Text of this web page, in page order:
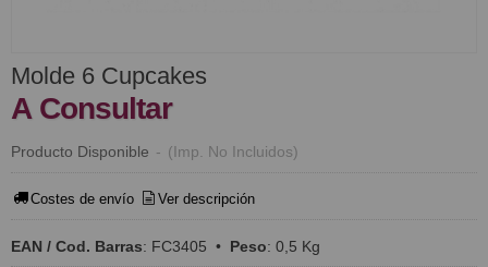
Molde 6 Cupcakes
A Consultar
Producto Disponible - (Imp. No Incluidos)
Costes de envío Ver descripción
EAN / Cod. Barras: FC3405 • Peso: 0,5 Kg